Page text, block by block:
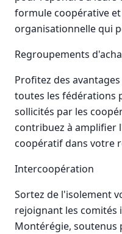
formule coopérative
organisationnelle qui
Regroupements
Profitez des
toutes les fédérations
sollicités par les
contribuez à amplifier
coopératif dans votre
Intercoopération
Sortez de l'isolement
rejoignant les comités
Montérégie,